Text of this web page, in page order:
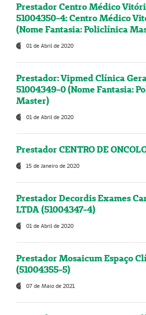
Prestador Centro Médico
51004350-4: Centro Médico
(Nome Fantasia: Policlínica
01 de Abril de 2020
Prestador: Vipmed Clínica
51004349-0 (Nome Fantasia:
Master)
01 de Abril de 2020
Prestador CENTRO DE
15 de Janeiro de 2020
Prestador Decordis Exames
LTDA (51004347-4)
01 de Abril de 2020
Prestador Mosaicum Espaço
(51004355-5)
07 de Maio de 2021